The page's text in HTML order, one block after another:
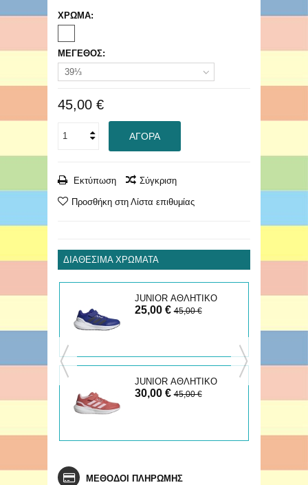
ΧΡΩΜΑ:
ΜΕΓΕΘΟΣ:
39⅓
45,00 €
ΑΓΟΡΆ
Εκτύπωση Σύγκριση
Προσθήκη στη Λίστα επιθυμίας
ΔΙΑΘΈΣΙΜΑ ΧΡΏΜΑΤΑ
JUNIOR ΑΘΛΗΤΙΚΟ
RUNFALCON
25,00 €45,00 €
JUNIOR ΑΘΛΗΤΙΚΟ
RUNFALCON
30,00 €45,00 €
ΜΕΘΟΔΟΙ ΠΛΗΡΩΜΗΣ